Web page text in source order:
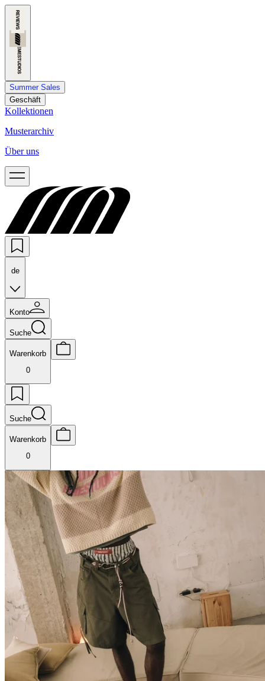
Summer Sales
Geschäft
Kollektionen
Musterarchiv
Über uns
de
Konto
Suche
Warenkorb
0
Suche
Warenkorb
0